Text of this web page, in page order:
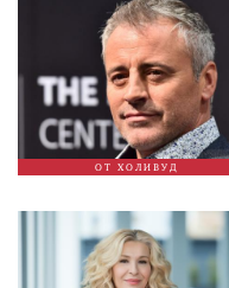
ОТ ХОЛИВУД